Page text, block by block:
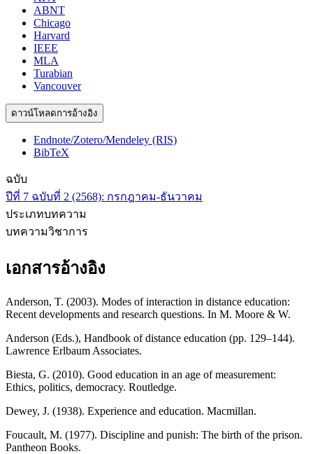
ABNT
Chicago
Harvard
IEEE
MLA
Turabian
Vancouver
ดาวน์โหลดการอ้างอิง
Endnote/Zotero/Mendeley (RIS)
BibTeX
ฉบับ
ปีที่ 7 ฉบับที่ 2 (2568): กรกฎาคม-ธันวาคม
ประเภทบทความ
บทความวิชาการ
เอกสารอ้างอิง
Anderson, T. (2003). Modes of interaction in distance education:
Recent developments and research questions. In M. Moore & W.
Anderson (Eds.), Handbook of distance education (pp. 129–144).
Lawrence Erlbaum Associates.
Biesta, G. (2010). Good education in an age of measurement:
Ethics, politics, democracy. Routledge.
Dewey, J. (1938). Experience and education. Macmillan.
Foucault, M. (1977). Discipline and punish: The birth of the prison.
Pantheon Books.